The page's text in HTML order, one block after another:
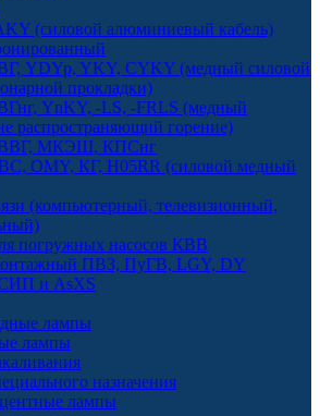
(силовой алюминиевый кабель)
YDYp, YKY, CYKY (медный силовой
прокладки)
YnKY, -LS, -FRLS (медный
распространяющий горение)
МКЭШ, КПСнг
OMY, КГ, H05RR (силовой медный
(компьютерный, телевизионный,
погружных насосов КВВ
ПВЗ, ПуГВ, LGY, DY
и AsXS
лампы
лампы
назначения
лампы